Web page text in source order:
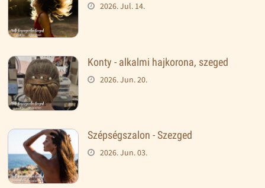
2026. Jul. 14.
Konty - alkalmi hajkorona, szeged
2026. Jun. 20.
Szépségszalon - Szezged
2026. Jun. 03.